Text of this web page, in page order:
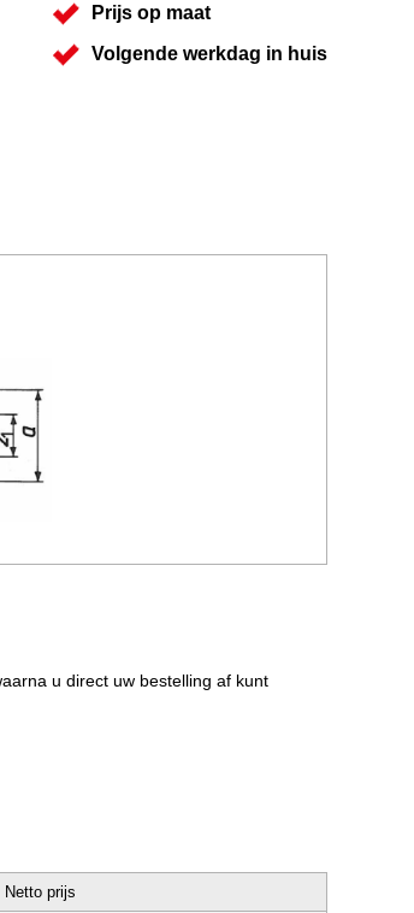
Prijs op maat
Volgende werkdag in huis
u direct uw bestelling af kunt
Netto prijs